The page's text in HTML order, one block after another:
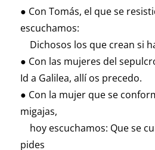
● Con Tomás, el que se
escuchamos:
Dichosos los que crean si
● Con las mujeres del
Id a Galilea, allí os precedo.
● Con la mujer que se
migajas,
hoy escuchamos: Que se
pides